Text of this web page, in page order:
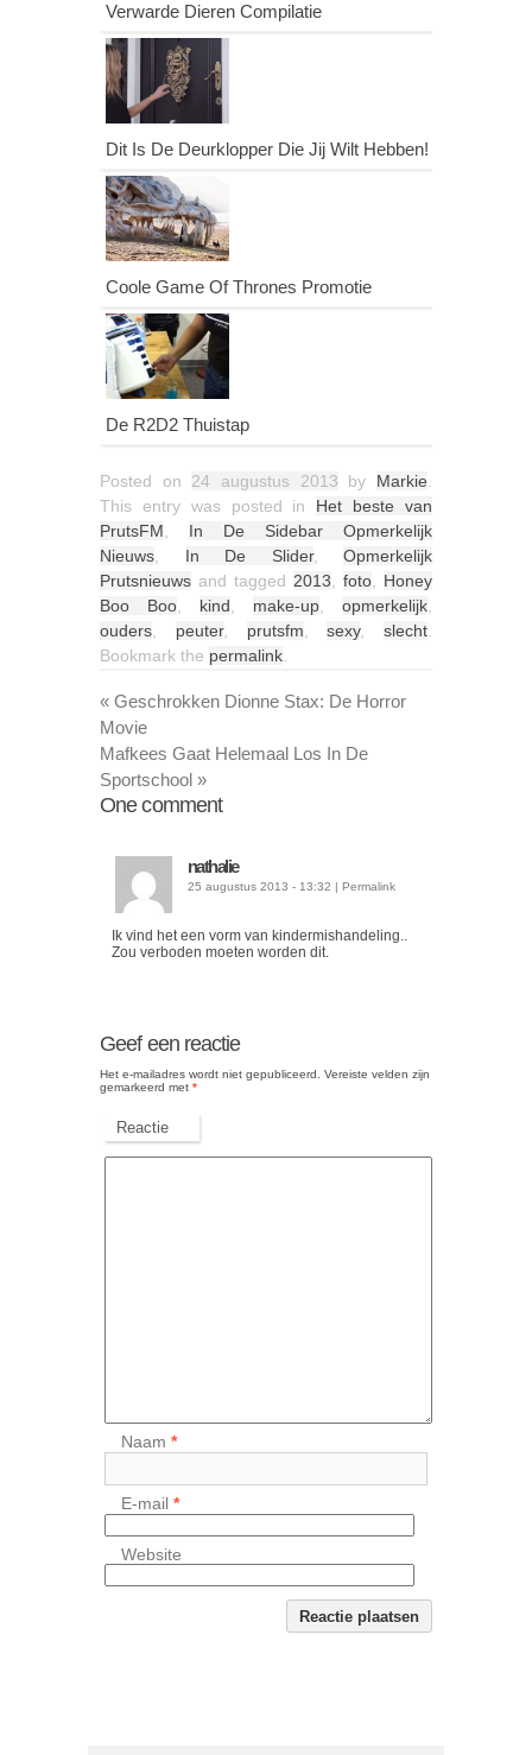
Verwarde Dieren Compilatie
Dit Is De Deurklopper Die Jij Wilt Hebben!
Coole Game Of Thrones Promotie
De R2D2 Thuistap
Posted on 24 augustus 2013 by Markie
This entry was posted in Het beste van
PrutsFM
In De Sidebar Opmerkelijk
Nieuws
In De Slider, Opmerkelijk
Prutsnieuws and tagged 2013 foto
Honey
Boo Boo
kind make-up opmerkelijk
ouders
peuter, prutsfm ,sexy, slecht
Bookmark the permalink
« Geschrokken Dionne Stax: De Horror
Movie
Mafkees Gaat Helemaal Los In De
Sportschool »
Onecomment
nathalie
25 augustus 2013 - 13:32 | Permalink
Ik vind het een vorm van kindermishandeling..
Zou verboden moeten worden dit.
Geef een reactie
Het e-mailadres wordt niet gepubliceerd.
Vereiste velden zijn
gemarkeerd met *
Reactie
Naam*
E-mail*
Website